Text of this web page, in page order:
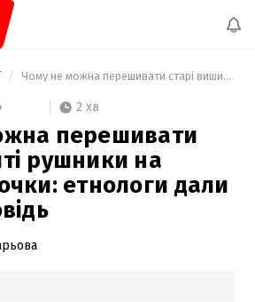
Чому не можна перешивати старі вишиті рушники на власні сорочки: етнологи дали чітку відповідь
2 хв
перешивати
рушники на
етнологи дали